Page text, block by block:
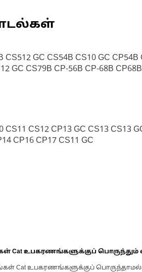
GC CS54B CS10 GC
GC CS79B CP-56B CP-68B
CS12 CP13 GC CS13 CS13
CP16 CP17 CS11 GC
Cat உபகரணங்களுக்குப்
Cat உபகரணங்களுக்குப்